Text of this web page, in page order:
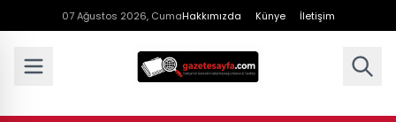
07 Ağustos 2026, CumaHakkımızda Künye İletişim